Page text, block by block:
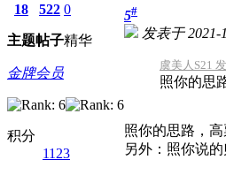
18
主题
522
帖子
0
精华
金牌会员
积分
1123
5#
发表于 2021-
虞美人S21
照你的思
照你的思路，
另外：照你说